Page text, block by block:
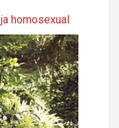
homosexual